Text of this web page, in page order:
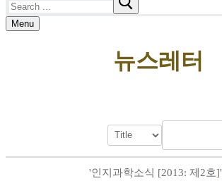
for:
Menu
뉴스레터
'인지과학소식 [2013: 제2호]'